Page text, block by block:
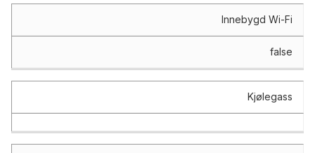
Innebygd Wi-Fi
false
Kjølegass